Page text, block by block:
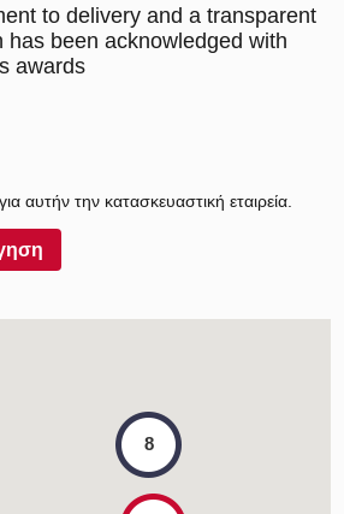
to delivery and a transparent
has been acknowledged with
awards
αυτήν την κατασκευαστική εταιρεία.
8